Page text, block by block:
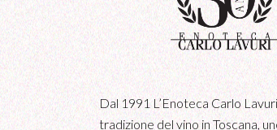
Dal 1991 L’Enoteca Carlo
tradizione del vino in Toscana,